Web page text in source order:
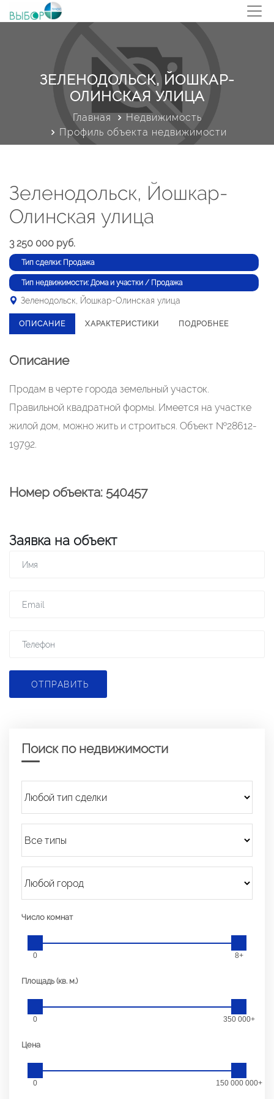
ЗЕЛЕНОДОЛЬСК, ЙОШКАР-
ОЛИНСКАЯ УЛИЦА
Главная
Недвижимость
Профиль объекта недвижимости
Зеленодольск, Йошкар-
Олинская улица
3 250 000 руб.
Тип сделки: Продажа
Тип недвижимости: Дома и участки / Продажа
Зеленодольск, Йошкар-Олинская улица
ОПИСАНИЕ ХАРАКТЕРИСТИКИ ПОДРОБНЕЕ
Описание
Продам в черте города земельный участок.
Правильной квадратной формы. Имеется на участке
жилой дом, можно жить и строиться. Объект №28612-
19792.
Номер объекта: 540457
Заявка на объект
ОТПРАВИТЬ
Поиск по недвижимости
Число комнат
0 8+
Площадь (кв. м.)
0 350 000+
Цена
0 150 000 000+